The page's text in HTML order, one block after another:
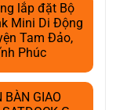
lắp đặt Bộ
Mini Di Động
Tam Đảo,
Phúc
BÀN GIAO